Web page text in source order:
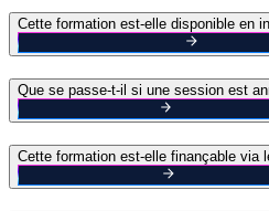
Cette formation est-elle disponible en
Que se passe-t-il si une session est
Cette formation est-elle finançable via